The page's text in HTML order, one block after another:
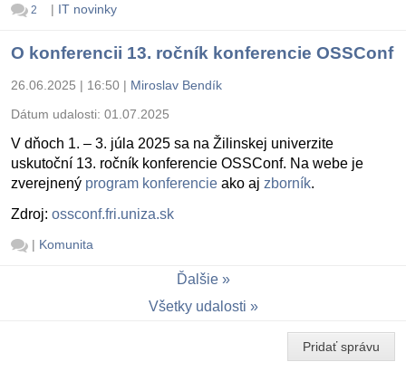
2 | IT novinky
O konferencii 13. ročník konferencie OSSConf
26.06.2025 | 16:50 | Miroslav Bendík
Dátum udalosti: 01.07.2025
V dňoch 1. – 3. júla 2025 sa na Žilinskej univerzite
uskutoční 13. ročník konferencie OSSConf. Na webe je
zverejnený program konferencie ako aj zborník.
Zdroj: ossconf.fri.uniza.sk
| Komunita
Ďalšie
Všetky udalosti
Pridať správu